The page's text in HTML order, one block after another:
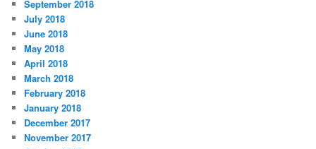
September 2018
July 2018
June 2018
May 2018
April 2018
March 2018
February 2018
January 2018
December 2017
November 2017